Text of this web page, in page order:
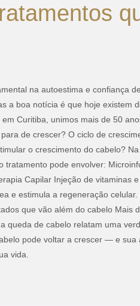
na autoestima e confiança
a boa notícia é que hoje existem
Curitiba, unimos mais de 50
de crescer? O ciclo de
o crescimento do cabelo?
pode envolver:
Capilar Injeção de vitaminas
e estimula a regeneração
que vão além do cabelo Mais
queda de cabelo relatam uma
pode voltar a crescer — e
vida.